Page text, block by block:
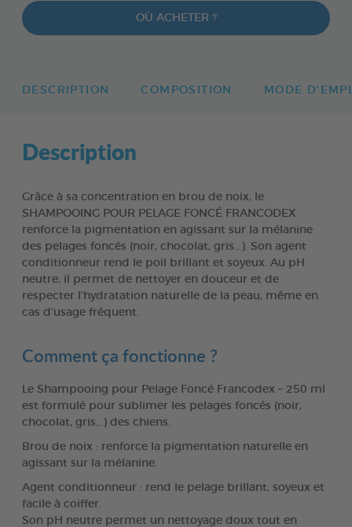
OÙ ACHETER ?
DESCRIPTION COMPOSITION MODE
Description
Grâce à sa concentration en brou de noix, le
SHAMPOOING POUR PELAGE FONCÉ FRANCODEX
renforce la pigmentation en agissant sur la mélanine
des pelages foncés (noir, chocolat, gris…). Son agent
conditionneur rend le poil brillant et soyeux. Au pH
neutre, il permet de nettoyer en douceur et de
respecter l’hydratation naturelle de la peau, même en
cas d’usage fréquent.
Comment ça fonctionne ?
Le Shampooing pour Pelage Foncé Francodex – 250 ml
est formulé pour sublimer les pelages foncés (noir,
chocolat, gris…) des chiens.
Brou de noix : renforce la pigmentation naturelle en
agissant sur la mélanine.
Agent conditionneur : rend le pelage brillant, soyeux et
facile à coiffer.
Son pH neutre permet un nettoyage doux tout en